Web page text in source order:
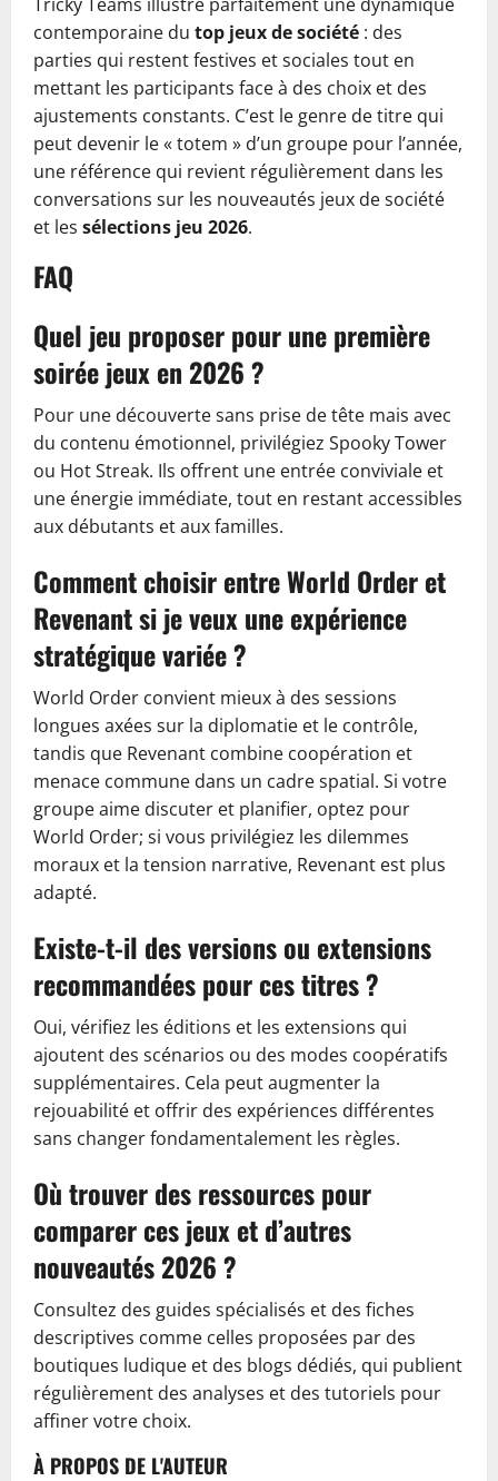
contemporaine du top jeux de société : des
parties qui restent festives et sociales tout en
mettant les participants face à des choix et des
ajustements constants. C’est le genre de titre qui
peut devenir le « totem » d’un groupe pour l’année,
une référence qui revient régulièrement dans les
conversations sur les nouveautés jeux de société
et les sélections jeu 2026.
FAQ
Quel jeu proposer pour une première
soirée jeux en 2026 ?
Pour une découverte sans prise de tête mais avec
du contenu émotionnel, privilégiez Spooky Tower
ou Hot Streak. Ils offrent une entrée conviviale et
une énergie immédiate, tout en restant accessibles
aux débutants et aux familles.
Comment choisir entre World Order et
Revenant si je veux une expérience
stratégique variée ?
World Order convient mieux à des sessions
longues axées sur la diplomatie et le contrôle,
tandis que Revenant combine coopération et
menace commune dans un cadre spatial. Si votre
groupe aime discuter et planifier, optez pour
World Order; si vous privilégiez les dilemmes
moraux et la tension narrative, Revenant est plus
adapté.
Existe-t-il des versions ou extensions
recommandées pour ces titres ?
Oui, vérifiez les éditions et les extensions qui
ajoutent des scénarios ou des modes coopératifs
supplémentaires. Cela peut augmenter la
rejouabilité et offrir des expériences différentes
sans changer fondamentalement les règles.
Où trouver des ressources pour
comparer ces jeux et d’autres
nouveautés 2026 ?
Consultez des guides spécialisés et des fiches
descriptives comme celles proposées par des
boutiques ludique et des blogs dédiés, qui publient
régulièrement des analyses et des tutoriels pour
affiner votre choix.
À PROPOS DE L'AUTEUR